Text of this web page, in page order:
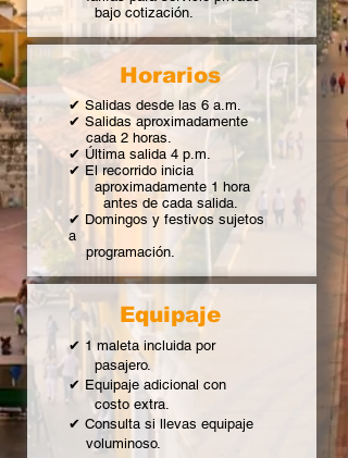
bajo cotización.
Horarios
✔ Salidas desde las 6 a.m.
✔ Salidas aproximadamente
cada 2 horas.
✔ Última salida 4 p.m.
✔ El recorrido inicia
aproximadamente 1 hora
antes de cada salida.
✔ Domingos y festivos sujetos
a
programación.
Equipaje
✔ 1 maleta incluida por
pasajero.
✔ Equipaje adicional con
costo extra.
✔ Consulta si llevas equipaje
voluminoso.